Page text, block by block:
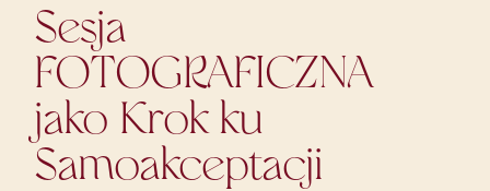
Sesja
FOTOGRAFICZNA
jako Krok ku
Samoakceptacji